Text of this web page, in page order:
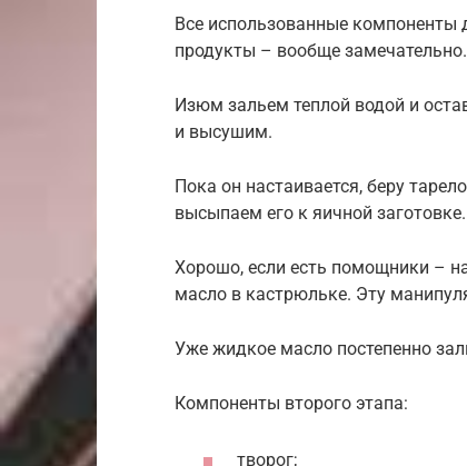
Все использованные
продукты – вообще замечательно.
Изюм зальем теплой водой и
и высушим.
Пока он настаивается, беру
высыпаем его к яичной заготовке.
Хорошо, если есть помощники –
масло в кастрюльке. Эту
Уже жидкое масло постепенно
Компоненты второго этапа:
творог;